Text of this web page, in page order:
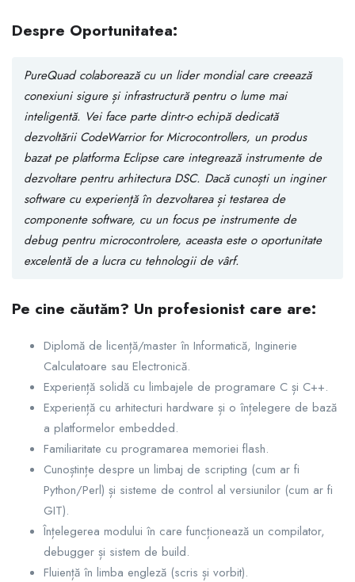
Despre Oportunitatea:
PureQuad colaborează cu un lider mondial care creează
conexiuni sigure și infrastructură pentru o lume mai
inteligentă. Vei face parte dintr-o echipă dedicată
dezvoltării CodeWarrior for Microcontrollers, un produs
bazat pe platforma Eclipse care integrează instrumente de
dezvoltare pentru arhitectura DSC. Dacă cunoști un inginer
software cu experiență în dezvoltarea și testarea de
componente software, cu un focus pe instrumente de
debug pentru microcontrolere, aceasta este o oportunitate
excelentă de a lucra cu tehnologii de vârf.
Pe cine căutăm? Un profesionist care are:
Diplomă de licență/master în Informatică, Inginerie
Calculatoare sau Electronică.
Experiență solidă cu limbajele de programare C și C++.
Experiență cu arhitecturi hardware și o înțelegere de bază
a platformelor embedded.
Familiaritate cu programarea memoriei flash.
Cunoștințe despre un limbaj de scripting (cum ar fi
Python/Perl) și sisteme de control al versiunilor (cum ar fi
GIT).
Înțelegerea modului în care funcționează un compilator,
debugger și sistem de build.
Fluiență în limba engleză (scris și vorbit).